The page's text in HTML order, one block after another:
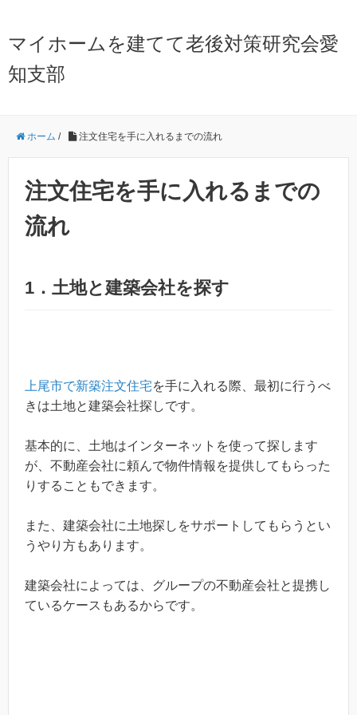
マイホームを建てて老後対策研究会愛
知支部
ホーム / 注文住宅を手に入れるまでの流れ
注文住宅を手に入れるまでの
流れ
1．土地と建築会社を探す
上尾市で新築注文住宅を手に入れる際、最初に行うべ
きは土地と建築会社探しです。
基本的に、土地はインターネットを使って探します
が、不動産会社に頼んで物件情報を提供してもらった
りすることもできます。
また、建築会社に土地探しをサポートしてもらうとい
うやり方もあります。
建築会社によっては、グループの不動産会社と提携し
ているケースもあるからです。